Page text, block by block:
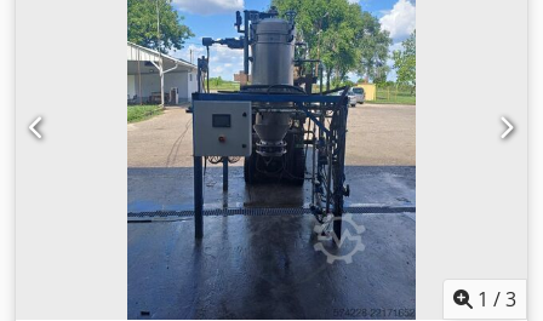
Volumen stroja: cca 1.680 L Težina: cca 1.700 kg Promjer
kućišta: cca 1.100 mm Dodpfxozggc No Anujck Razmak
između ploča: 70 mm Ulaz/Izlaz: DN50 ulaz/izlaz, DN40
preljev, cca DN400 ispusni otvor Materijal: standardno
ugljični čelik Inox izvedba dostupna na zahtjev uz
nadoplatu Važna napomena: Ova ponuda odnosi se samo
na tijelo filtra. PLC automatika, automatska ventilska
platforma i montaža nisu uključeni u cijenu. Ključne
značajke: Hermetički zatvorena vertikalna konstrukcija –
nema curenja ni neugodnih mirisa Visoka preciznost
filtracije – pogodno za bistrenje sirovog ulja i finu filtraciju
Nisko održavanje – dugi vijek trajanja filtracijskih ploča 1 /3